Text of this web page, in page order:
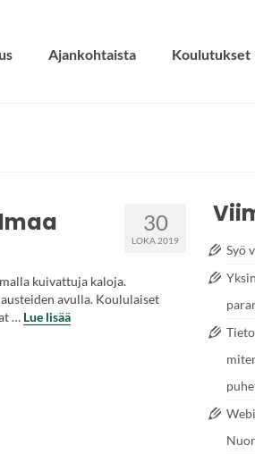
Ajankohtaista Koulutukset
30
LOKA 2019
kuivattuja kaloja.
avulla. Koululaiset
… Lue lisää
Syö